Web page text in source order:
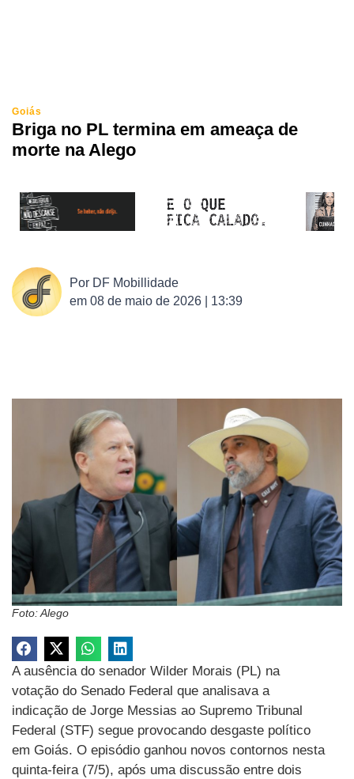
Goiás
Briga no PL termina em ameaça de
morte na Alego
Por DF Mobillidade
em 08 de maio de 2026 | 13:39
Foto: Alego
A ausência do senador Wilder Morais (PL) na
votação do Senado Federal que analisava a
indicação de Jorge Messias ao Supremo Tribunal
Federal (STF) segue provocando desgaste político
em Goiás. O episódio ganhou novos contornos nesta
quinta-feira (7/5), após uma discussão entre dois